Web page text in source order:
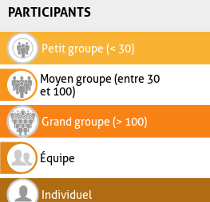
PARTICIPANTS
Petit groupe (< 30)
Moyen groupe (entre 30
et 100)
Grand groupe (> 100)
Équipe
Individuel